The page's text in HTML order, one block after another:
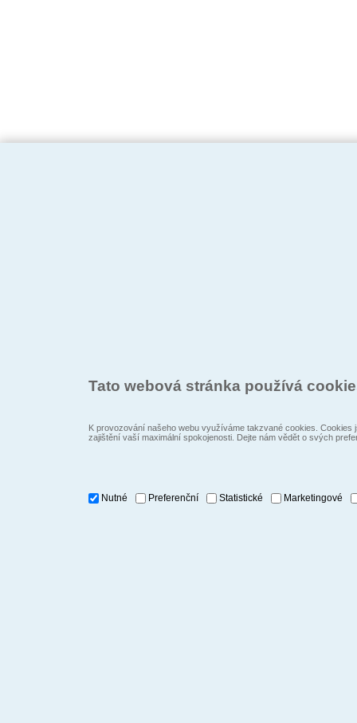
Tato webová stránka používá
K provozování našeho webu využíváme takzvané cookies.
zajištění vaší maximální spokojenosti. Dejte nám vědět o svých
Nutné Preferenční Statistické Marketingové